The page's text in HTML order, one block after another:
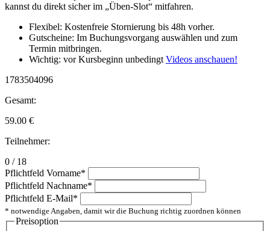
kannst du direkt sicher im „Üben-Slot“ mitfahren.
Flexibel: Kostenfreie Stornierung bis 48h vorher.
Gutscheine: Im Buchungsvorgang auswählen und zum
Termin mitbringen.
Wichtig: vor Kursbeginn unbedingtVideos anschauen!
1783504096
Gesamt:
59.00 €
Teilnehmer:
0 / 18
Pflichtfeld Vorname*
Pflichtfeld Nachname*
Pflichtfeld E-Mail*
* notwendige Angaben, damit wir die Buchung richtig zuordnen können
Preisoption